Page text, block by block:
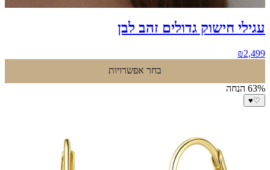
עגילי חישוק גדולים זהב לבן
₪2,499
בחר אפשרויות
63% הנחה
♡
♥